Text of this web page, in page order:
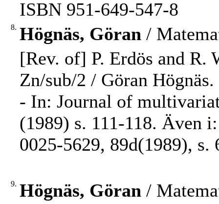
ISBN 951-649-547-8
8. Högnäs, Göran /
[Rev. of] P. Erdös and R.
Zn/sub/2 / Göran Högnäs.
- In: Journal of
(1989) s. 111-118. Även
0025-5629, 89d(1989), s.
9. Högnäs, Göran /